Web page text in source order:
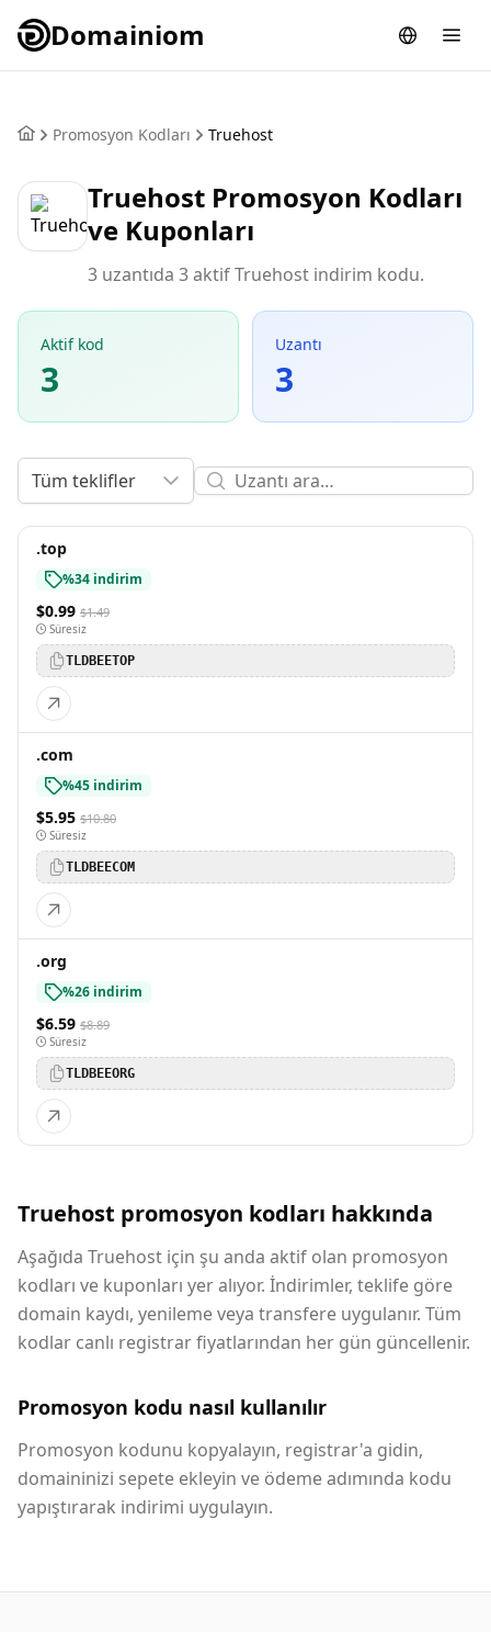
Domainiom
Promosyon Kodları Truehost
Truehost Promosyon Kodları
ve Kuponları
3 uzantıda 3 aktif Truehost indirim kodu.
Aktif kod
3
Uzantı
3
Tüm teklifler
.top
%34 indirim
$0.99 $1.49
Süresiz
TLDBEETOP
.com
%45 indirim
$5.95 $10.80
Süresiz
TLDBEECOM
.org
%26 indirim
$6.59 $8.89
Süresiz
TLDBEEORG
Truehost promosyon kodları hakkında
Aşağıda Truehost için şu anda aktif olan promosyon
kodları ve kuponları yer alıyor. İndirimler, teklife göre
domain kaydı, yenileme veya transfere uygulanır. Tüm
kodlar canlı registrar fiyatlarından her gün güncellenir.
Promosyon kodu nasıl kullanılır
Promosyon kodunu kopyalayın, registrar'a gidin,
domaininizi sepete ekleyin ve ödeme adımında kodu
yapıştırarak indirimi uygulayın.